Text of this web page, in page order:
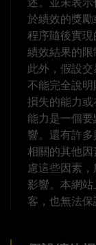
於績效的獎
程序隨後實
績效結果的限
此外，假設
不能完全說
損失的能力
能力是一個
響。還有許
相關的其他
慮這些因素
影響。本網
客，也無法保